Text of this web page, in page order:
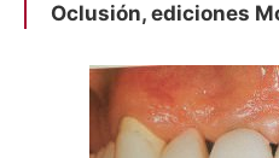
Oclusión, ediciones